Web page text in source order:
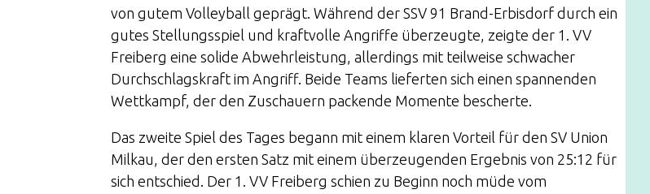
von gutem Volleyball geprägt. Während der SSV 91 Brand-Erbisdorf durch ein
gutes Stellungsspiel und kraftvolle Angriffe überzeugte, zeigte der 1. VV
Freiberg eine solide Abwehrleistung, allerdings mit teilweise schwacher
Durchschlagskraft im Angriff. Beide Teams lieferten sich einen spannenden
Wettkampf, der den Zuschauern packende Momente bescherte.
Das zweite Spiel des Tages begann mit einem klaren Vorteil für den SV Union
Milkau, der den ersten Satz mit einem überzeugenden Ergebnis von 25:12 für
sich entschied. Der 1. VV Freiberg schien zu Beginn noch müde vom